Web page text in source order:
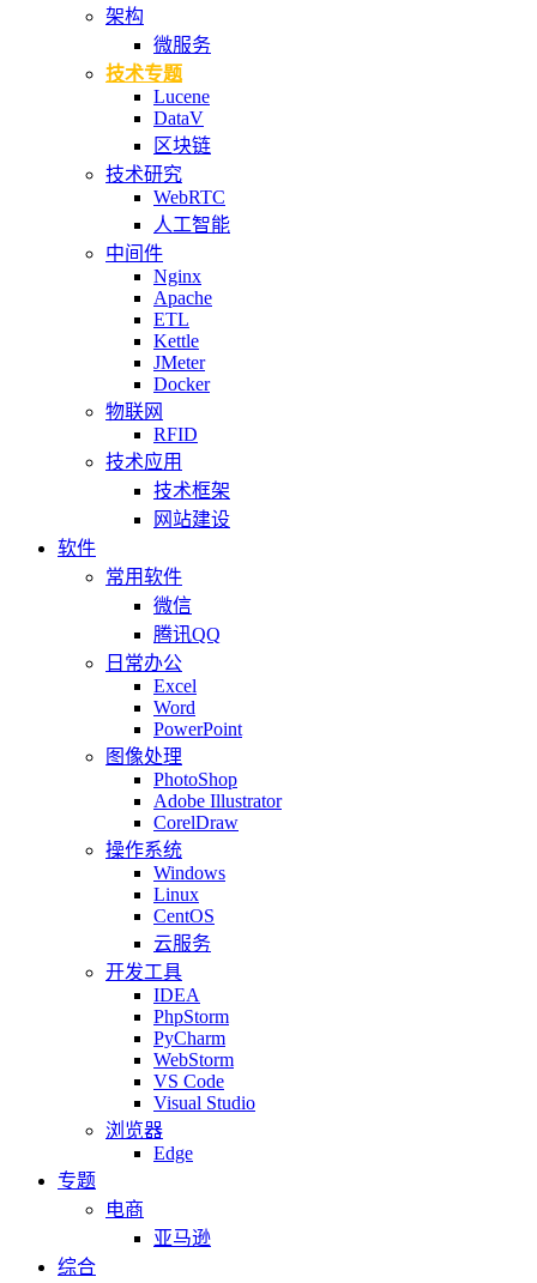
架构
微服务
技术专题
Lucene
DataV
区块链
技术研究
WebRTC
人工智能
中间件
Nginx
Apache
ETL
Kettle
JMeter
Docker
物联网
RFID
技术应用
技术框架
网站建设
软件
常用软件
微信
腾讯QQ
日常办公
Excel
Word
PowerPoint
图像处理
PhotoShop
Adobe Illustrator
CorelDraw
操作系统
Windows
Linux
CentOS
云服务
开发工具
IDEA
PhpStorm
PyCharm
WebStorm
VS Code
Visual Studio
浏览器
Edge
专题
电商
亚马逊
综合